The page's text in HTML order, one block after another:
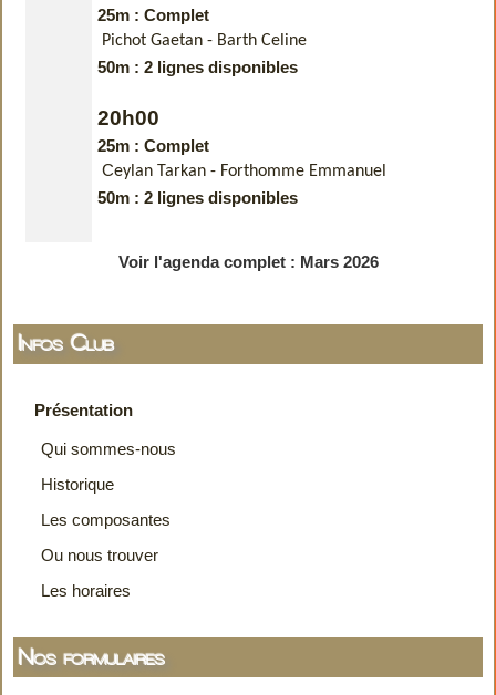
Infos Club
Présentation
Qui sommes-nous
Historique
Les composantes
Ou nous trouver
Les horaires
Nos formulaires
25m : Complet
Pichot Gaetan - Barth Celine
50m : 2 lignes disponibles
20h00
25m : Complet
Ceylan Tarkan - Forthomme Emmanuel
50m : 2 lignes disponibles
Voir l'agenda complet : Mars 2026